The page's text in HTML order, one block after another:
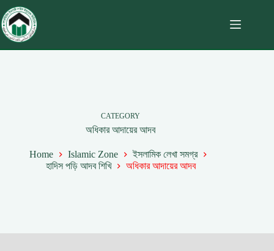
CATEGORY
অধিকার আদায়ের আদব
Home Islamic Zone
ইসলামিক লেখা সমগ্র
হাদিস পড়ি আদব শিখি
অধিকার আদায়ের আদব